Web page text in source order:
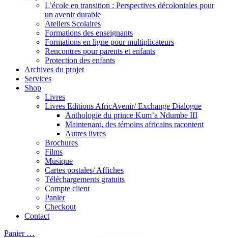
L’école en transition : Perspectives décoloniales pour
un avenir durable
Ateliers Scolaires
Formations des enseignants
Formations en ligne pour multiplicateurs
Rencontres pour parents et enfants
Protection des enfants
Archives du projet
Services
Shop
Livres
Livres Editions AfricAvenir/ Exchange Dialogue
Anthologie du prince Kum’a Ndumbe III
Maintenant, des témoins africains racontent
Autres livres
Brochures
Films
Musique
Cartes postales/ Affiches
Téléchargements gratuits
Compte client
Panier
Checkout
Contact
Panier …